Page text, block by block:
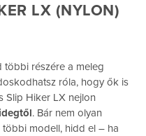
LX (NYLON)
többi részére a meleg
róla, hogy ők is
Slip Hiker LX nejlon
. Bár nem olyan
többi modell, hidd el – ha